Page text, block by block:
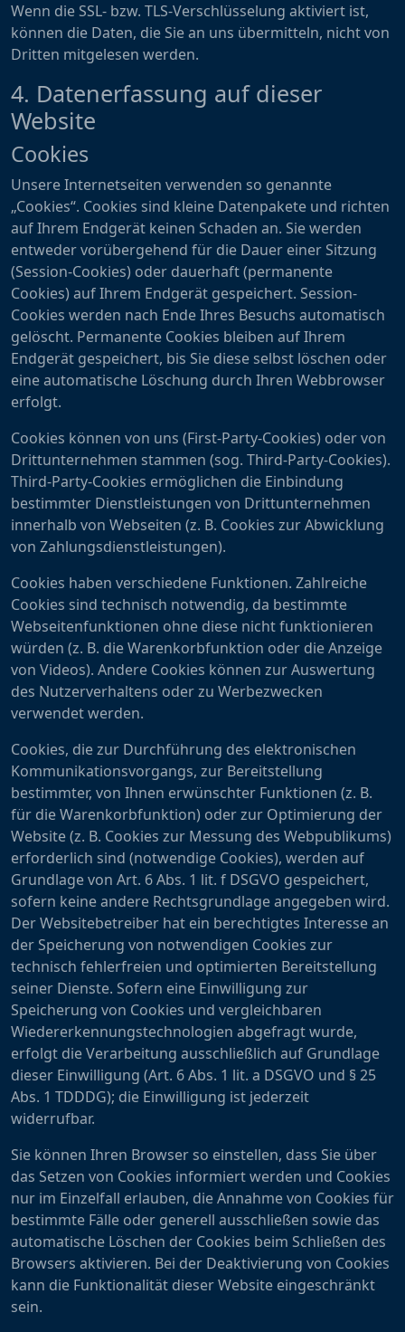
Wenn die SSL- bzw. TLS-Verschlüsselung aktiviert ist,
können die Daten, die Sie an uns übermitteln, nicht von
Dritten mitgelesen werden.
4. Datenerfassung auf dieser
Website
Cookies
Unsere Internetseiten verwenden so genannte
„Cookies“. Cookies sind kleine Datenpakete und richten
auf Ihrem Endgerät keinen Schaden an. Sie werden
entweder vorübergehend für die Dauer einer Sitzung
(Session-Cookies) oder dauerhaft (permanente
Cookies) auf Ihrem Endgerät gespeichert. Session-
Cookies werden nach Ende Ihres Besuchs automatisch
gelöscht. Permanente Cookies bleiben auf Ihrem
Endgerät gespeichert, bis Sie diese selbst löschen oder
eine automatische Löschung durch Ihren Webbrowser
erfolgt.
Cookies können von uns (First-Party-Cookies) oder von
Drittunternehmen stammen (sog. Third-Party-Cookies).
Third-Party-Cookies ermöglichen die Einbindung
bestimmter Dienstleistungen von Drittunternehmen
innerhalb von Webseiten (z. B. Cookies zur Abwicklung
von Zahlungsdienstleistungen).
Cookies haben verschiedene Funktionen. Zahlreiche
Cookies sind technisch notwendig, da bestimmte
Webseitenfunktionen ohne diese nicht funktionieren
würden (z. B. die Warenkorbfunktion oder die Anzeige
von Videos). Andere Cookies können zur Auswertung
des Nutzerverhaltens oder zu Werbezwecken
verwendet werden.
Cookies, die zur Durchführung des elektronischen
Kommunikationsvorgangs, zur Bereitstellung
bestimmter, von Ihnen erwünschter Funktionen (z. B.
für die Warenkorbfunktion) oder zur Optimierung der
Website (z. B. Cookies zur Messung des Webpublikums)
erforderlich sind (notwendige Cookies), werden auf
Grundlage von Art. 6 Abs. 1 lit. f DSGVO gespeichert,
sofern keine andere Rechtsgrundlage angegeben wird.
Der Websitebetreiber hat ein berechtigtes Interesse an
der Speicherung von notwendigen Cookies zur
technisch fehlerfreien und optimierten Bereitstellung
seiner Dienste. Sofern eine Einwilligung zur
Speicherung von Cookies und vergleichbaren
Wiedererkennungstechnologien abgefragt wurde,
erfolgt die Verarbeitung ausschließlich auf Grundlage
dieser Einwilligung (Art. 6 Abs. 1 lit. a DSGVO und § 25
Abs. 1 TDDDG); die Einwilligung ist jederzeit
widerrufbar.
Sie können Ihren Browser so einstellen, dass Sie über
das Setzen von Cookies informiert werden und Cookies
nur im Einzelfall erlauben, die Annahme von Cookies für
bestimmte Fälle oder generell ausschließen sowie das
automatische Löschen der Cookies beim Schließen des
Browsers aktivieren. Bei der Deaktivierung von Cookies
kann die Funktionalität dieser Website eingeschränkt
sein.